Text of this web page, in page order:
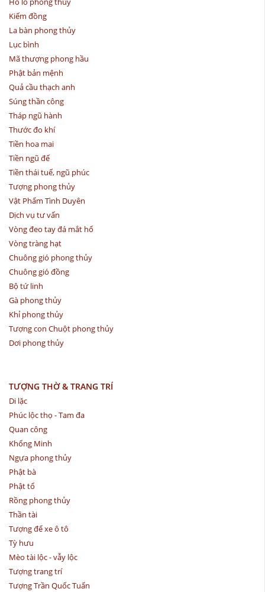
Kiếm đồng
La bàn phong thủy
Lục bình
Mã thượng phong hầu
Phật bản mệnh
Quả cầu thạch anh
Súng thần công
Tháp ngũ hành
Thước đo khí
Tiền hoa mai
Tiền ngũ đế
Tiền thái tuế, ngũ phúc
Tượng phong thủy
Vật Phẩm Tình Duyên
Dịch vụ tư vấn
Vòng đeo tay đá mắt hổ
Vòng tràng hạt
Chuông gió phong thủy
Chuông gió đồng
Bộ tứ linh
Gà phong thủy
Khỉ phong thủy
Tượng con Chuột phong thủy
Dơi phong thủy
TƯỢNG THỜ & TRANG TRÍ
Di lặc
Phúc lộc thọ - Tam đa
Quan công
Khổng Minh
Ngựa phong thủy
Phật bà
Phật tổ
Rồng phong thủy
Thần tài
Tượng để xe ô tô
Tỳ hưu
Mèo tài lộc - vẫy lộc
Tượng trang trí
Tượng Trần Quốc Tuấn